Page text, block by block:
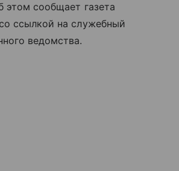
этом сообщает газета
ссылкой на служебный
ведомства.